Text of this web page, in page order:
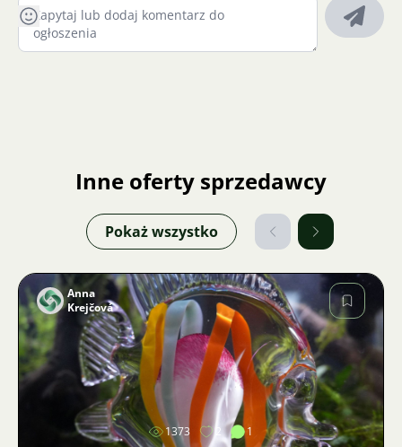
Inne oferty sprzedawcy
Pokaż wszystko
Zdjęcie
Anna
Krejčová
1373 2 1